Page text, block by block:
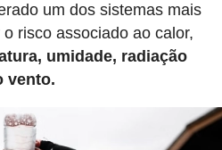
um dos sistemas mais
risco associado ao calor,
umidade, radiação
vento.